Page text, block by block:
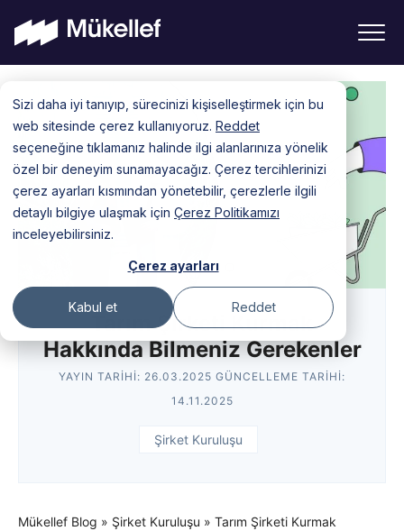
Sizi daha iyi tanıyıp, sürecinizi kişiselleştirmek için bu
web sitesinde çerez kullanıyoruz. Reddet
seçeneğine tıklamanız halinde ilgi alanlarınıza yönelik
özel bir deneyim sunamayacağız. Çerez tercihlerinizi
çerez ayarları kısmından yönetebilir, çerezlerle ilgili
detaylı bilgiye ulaşmak için Çerez Politikamızı
inceleyebilirsiniz.
Çerez ayarları
Kabul et Reddet
content
Tarım Şirketi Kurmak
Hakkında Bilmeniz Gerekenler
YAYIN TARIHI: 26.03.2025 GÜNCELLEME TARIHI:
14.11.2025
Şirket Kuruluşu
Mükellef Blog » Şirket Kuruluşu » Tarım Şirketi Kurmak